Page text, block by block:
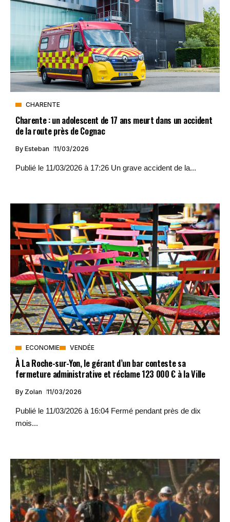
CHARENTE
Charente : un adolescent de 17 ans meurt dans un accident
de la route près de Cognac
By Esteban 11/03/2026
Publié le 11/03/2026 à 17:26 Un grave accident de la...
ECONOMIE VENDÉE
À La Roche-sur-Yon, le gérant d’un bar conteste sa
fermeture administrative et réclame 123 000 € à la Ville
By Zolan 11/03/2026
Publié le 11/03/2026 à 16:04 Fermé pendant près de dix
mois...